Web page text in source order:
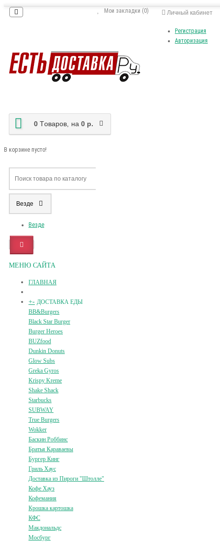
Личный кабинет
Регистрация
Авторизация
Мои закладки (0)
0 Tоваров, на 0 р.
В корзине пусто!
Везде
Везде
МЕНЮ САЙТА
ГЛАВНАЯ
+- ДОСТАВКА ЕДЫ
BB&Burgers
Black Star Burger
Burger Heroes
BUZfood
Dunkin Donuts
Glow Subs
Greka Gyros
Krispy Kreme
Shake Shack
Starbucks
SUBWAY
True Burgers
Wokker
Баскин Роббинс
Братья Караваевы
Бургер Кинг
Гриль Хаус
Доставка из Пироги "Штолле"
Кофе Хауз
Кофемания
Крошка картошка
КФС
Макдональдс
Мосбург